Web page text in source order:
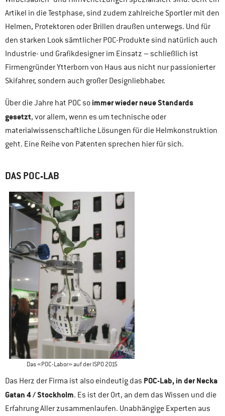
Artikel in die Testphase, sind zudem zahlreiche Sportler mit den
Helmen, Protektoren oder Brillen draußen unterwegs. Und für
den starken Look sämtlicher POC-Produkte sind natürlich auch
Industrie- und Grafikdesigner im Einsatz – schließlich ist
Firmengründer Ytterborn von Haus aus nicht nur passionierter
Skifahrer, sondern auch großer Designliebhaber.
Über die Jahre hat POC so immer wieder neue Standards
gesetzt, vor allem, wenn es um technische oder
materialwissenschaftliche Lösungen für die Helmkonstruktion
geht. Eine Reihe von Patenten sprechen hier für sich.
DAS POC-LAB
Das «POC-Labor» auf der ISPO 2015
Das Herz der Firma ist also eindeutig das POC-Lab, in der Necka
Gatan 4 / Stockholm. Es ist der Ort, an dem das Wissen und die
Erfahrung Aller zusammenlaufen. Unabhängige Experten aus